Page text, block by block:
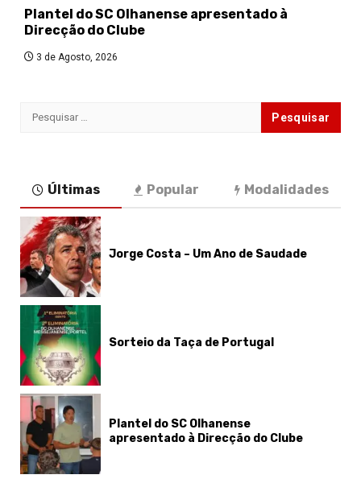
Plantel do SC Olhanense apresentado à
Direcção do Clube
3 de Agosto, 2026
Pesquisar
Últimas Popular Modalidades
Jorge Costa – Um Ano de Saudade
Sorteio da Taça de Portugal
Plantel do SC Olhanense
apresentado à Direcção do Clube